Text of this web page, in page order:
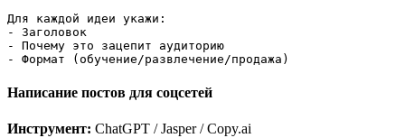
Для каждой идеи укажи:
- Заголовок
- Почему это зацепит аудиторию
Написание постов для соцсетей
Инструмент: ChatGPT / Jasper / Copy.ai